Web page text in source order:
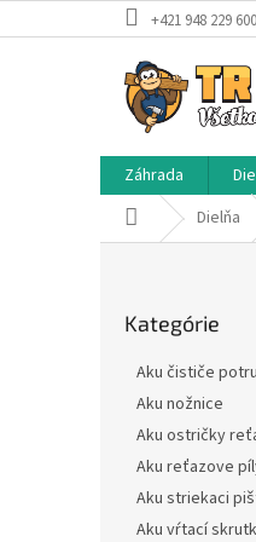
na
+421 948 229 600
Záhrada
DomovDielňa
kategórie
Kategórie
Aku čističe
Aku nožnice
Aku ostričky
Aku reťazove
Aku striekaci
Aku vŕtací